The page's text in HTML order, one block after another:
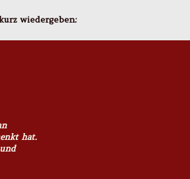
wiedergeben:
hat.